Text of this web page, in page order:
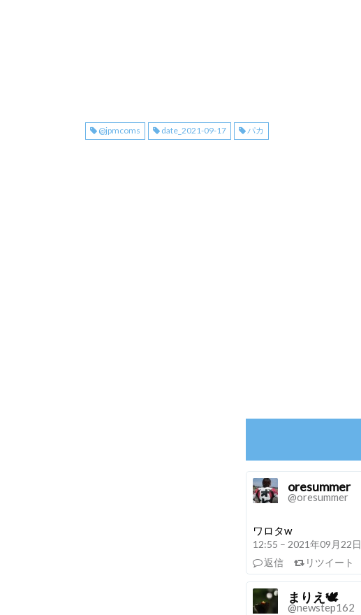
@jpmcoms date_2021-09-17 パカ
oresummer
@oresummer
ワロタw
12:55 – 2021年09月22日
返信
リツイート
まりえ🕊
@newstep162